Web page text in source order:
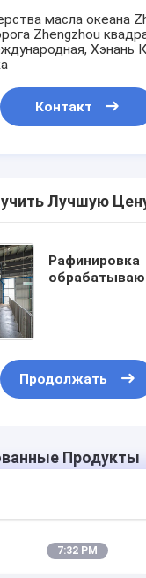
масла океана
Zhengzhou
Хэнань
Контакт
Лучшую
Рафинировка
Продолжать
Продукты
7:32 PM